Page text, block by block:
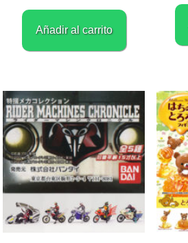
Añadir al carrito